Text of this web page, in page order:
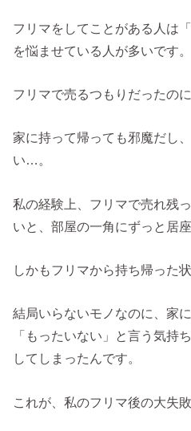
フリマをしてことがある人は「
を悩ませている人が多いです。
フリマで売るつもりだったの
家に持って帰っても邪魔だし
い…。
私の経験上、フリマで売れ残
いと、部屋の一角にずっと居
しかもフリマから持ち帰った
結局いらないモノなのに、家
「もったいない」と言う気持
してしまったんです。
これが、私のフリマ後の大失